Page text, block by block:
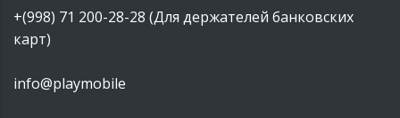
+(998) 71 200-28-28 (Для держателей банковских
карт)
info@playmobile